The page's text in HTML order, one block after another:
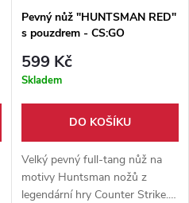
Pevný nůž "HUNTSMAN RED"
s pouzdrem - CS:GO
599 Kč
Skladem
DO KOŠÍKU
Velký pevný full-tang nůž na
motivy Huntsman nožů z
legendární hry Counter Strike.